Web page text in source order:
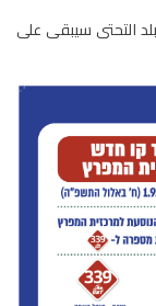
– البلد التحتى سيبقى على